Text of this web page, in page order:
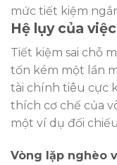
mức tiết kiệm
Hệ lụy của
Tiết kiệm sai chỗ
tốn kém một lần
tài chính tiêu cực
thích cơ chế của
một ví dụ đối
Vòng lặp nghèo